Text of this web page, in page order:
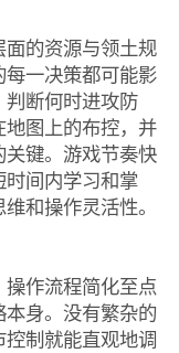
面的资源与领土规
一决策都可能影
判断何时进攻防
图上的布控，并
键。游戏节奏快
间内学习和掌
和操作灵活性。
作流程简化至点
身。没有繁杂的
制就能直观地调